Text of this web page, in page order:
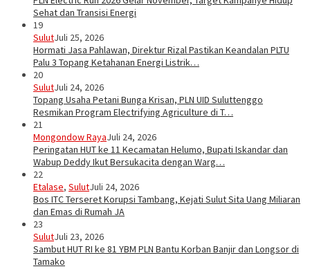
Sehat dan Transisi Energi
19
SulutJuli 25, 2026
Hormati Jasa Pahlawan, Direktur Rizal Pastikan Keandalan PLTU
Palu 3 Topang Ketahanan Energi Listrik…
20
SulutJuli 24, 2026
Topang Usaha Petani Bunga Krisan, PLN UID Suluttenggo
Resmikan Program Electrifying Agriculture di T…
21
Mongondow RayaJuli 24, 2026
Peringatan HUT ke 11 Kecamatan Helumo, Bupati Iskandar dan
Wabup Deddy Ikut Bersukacita dengan Warg…
22
Etalase, SulutJuli 24, 2026
Bos ITC Terseret Korupsi Tambang, Kejati Sulut Sita Uang Miliaran
dan Emas di Rumah JA
23
SulutJuli 23, 2026
Sambut HUT RI ke 81 YBM PLN Bantu Korban Banjir dan Longsor di
Tamako